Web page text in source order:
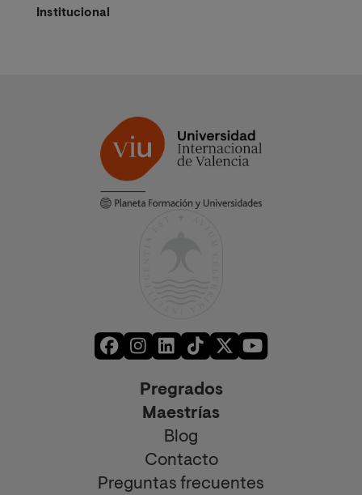
Institucional
Pregrados
Maestrías
Blog
Contacto
Preguntas frecuentes